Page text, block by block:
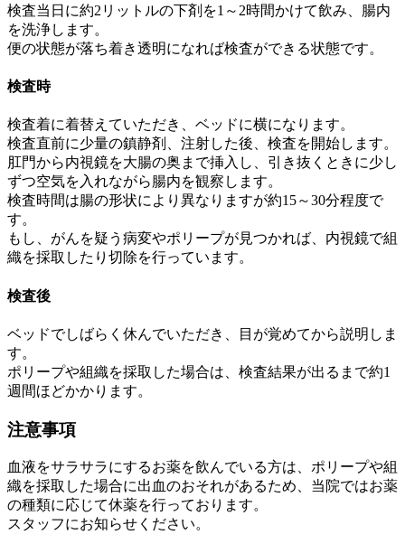
検査当日に約2リットルの下剤を1～2時間かけて飲み、腸内
を洗浄します。
便の状態が落ち着き透明になれば検査ができる状態です。
検査時
検査着に着替えていただき、ベッドに横になります。
検査直前に少量の鎮静剤、注射した後、検査を開始します。
肛門から内視鏡を大腸の奥まで挿入し、引き抜くときに少し
ずつ空気を入れながら腸内を観察します。
検査時間は腸の形状により異なりますが約15～30分程度で
す。
もし、がんを疑う病変やポリープが見つかれば、内視鏡で組
織を採取したり切除を行っています。
検査後
ベッドでしばらく休んでいただき、目が覚めてから説明しま
す。
ポリープや組織を採取した場合は、検査結果が出るまで約1
週間ほどかかります。
注意事項
血液をサラサラにするお薬を飲んでいる方は、ポリープや組
織を採取した場合に出血のおそれがあるため、当院ではお薬
の種類に応じて休薬を行っております。
スタッフにお知らせください。